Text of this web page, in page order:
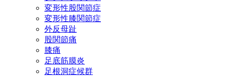
変形性股関節症
変形性膝関節症
外反母趾
股関節痛
膝痛
足底筋膜炎
足根洞症候群